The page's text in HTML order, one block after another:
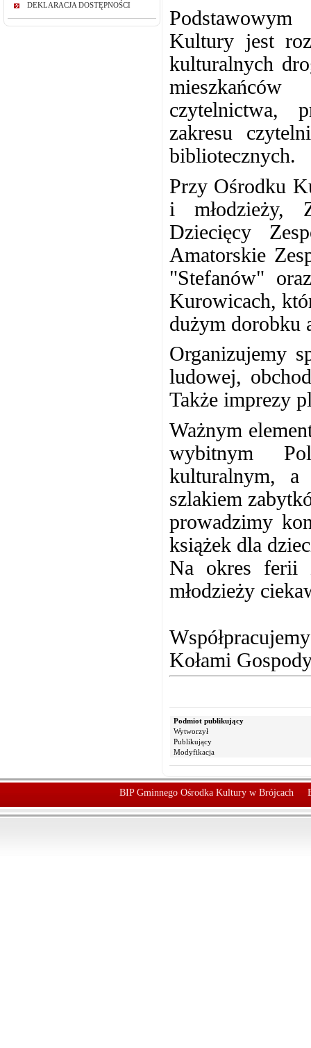
DEKLARACJA DOSTĘPNOŚCI
Kultury jest
kulturalnych
czytelnictwa,
zakresu
bibliotecznych.
Przy Ośrodku
i młodzieży,
Dziecięcy
Amatorskie
"Stefanów"
Kurowicach,
dużym dorobku
Organizujemy
ludowej,
Także imprezy
Ważnym
wybitnym
kulturalnym, a
szlakiem
prowadzimy
książek dla
Na okres ferii
młodzieży
Kołami
Podmiot publikujący
Wytworzył
Publikujący
Modyfikacja
BIP Gminnego Ośrodka Kultury w Brójcach